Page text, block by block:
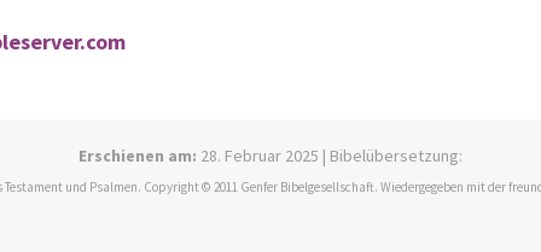
Erschienen am: 28. Februar 2025 | Bibelübersetzung:
und Psalmen. Copyright © 2011 Genfer Bibelgesellschaft. Wiedergegeben mit der